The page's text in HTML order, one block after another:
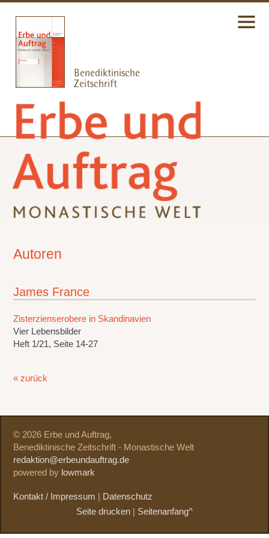
Autoren
James France
Zisterzienserobere in Skandinavien
Vier Lebensbilder
Heft 1/21, Seite 14-27
« zurück
© 2026 Erbe und Auftrag,
Benediktinische Zeitschrift - Monastische Welt
redaktion@erbeundauftrag.de
powered by lowmark
Kontakt / Impressum
Datenschutz
Seite drucken
Seitenanfang^